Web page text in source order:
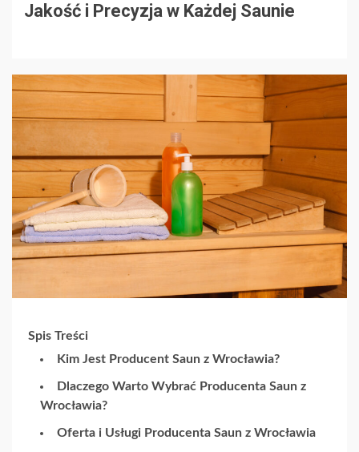
Jakość i Precyzja w Każdej Saunie
Spis Treści
Kim Jest Producent Saun z Wrocławia?
Dlaczego Warto Wybrać Producenta Saun z
Wrocławia?
Oferta i Usługi Producenta Saun z Wrocławia